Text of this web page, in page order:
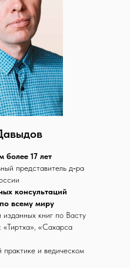
более 17 лет
представитель д‑ра
консультаций
всему миру
изданных книг по Васту
«Тиртха», «Сахарса
практике и ведическом